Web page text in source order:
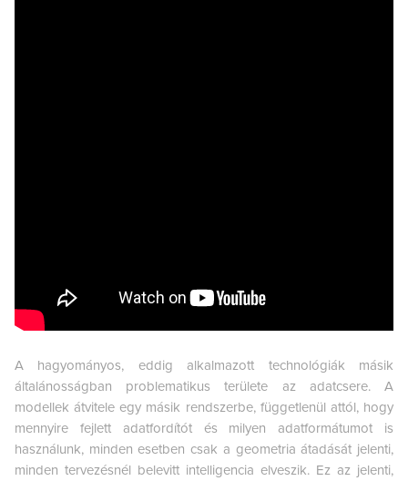
A hagyományos, eddig alkalmazott technológiák másik
általánosságban problematikus területe az adatcsere. A
modellek átvitele egy másik rendszerbe, függetlenül attól, hogy
mennyire fejlett adatfordítót és milyen adatformátumot is
használunk, minden esetben csak a geometria átadását jelenti,
minden tervezésnél belevitt intelligencia elveszik. Ez az jelenti,